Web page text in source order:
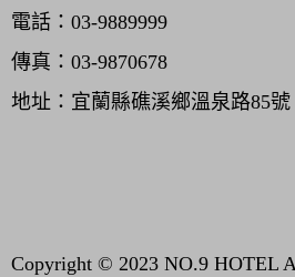
電話：03-9889999
傳真：03-9870678
地址：宜蘭縣礁溪鄉溫泉路85號
Copyright © 2023 NO.9 HOTEL